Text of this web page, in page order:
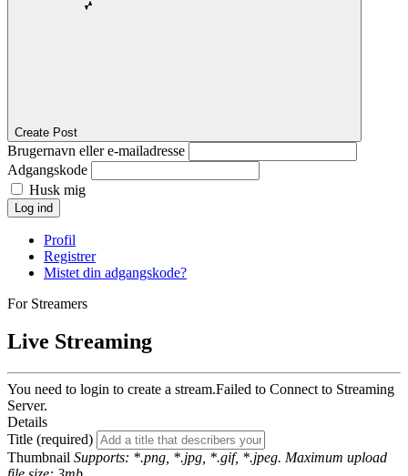
Create Post
Brugernavn eller e-mailadresse
Adgangskode
Husk mig
Log ind
Profil
Registrer
Mistet din adgangskode?
For Streamers
Live Streaming
You need to login to create a stream.Failed to Connect to Streaming
Server.
Details
Title (required)
Thumbnail Supports: *.png, *.jpg, *.gif, *.jpeg. Maximum upload